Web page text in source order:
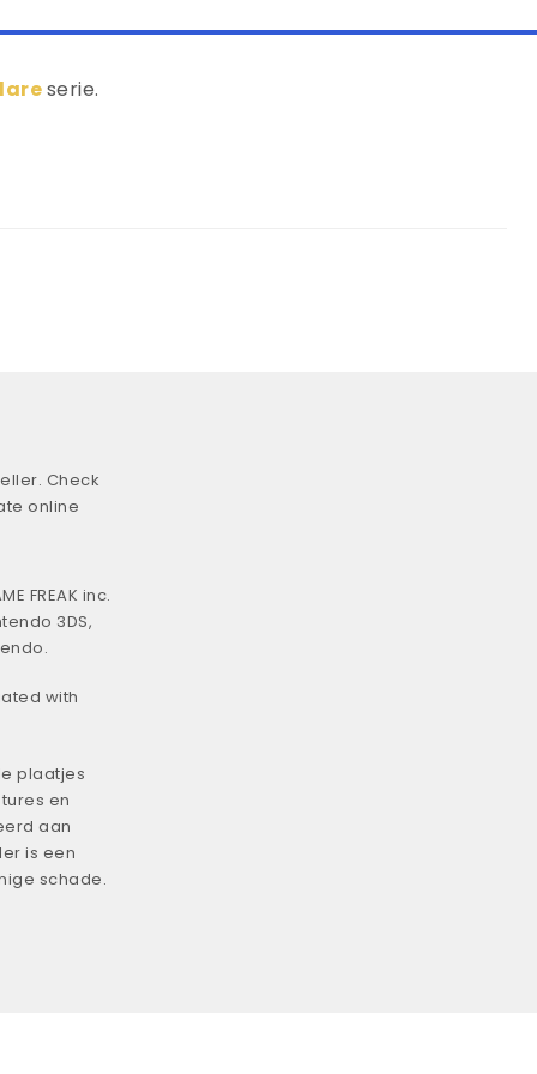
serie.
Check
online
FREAK inc.
3DS,
with
plaatjes
en
aan
is een
schade.